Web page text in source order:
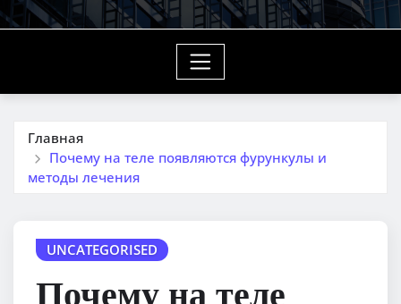
Главная
Почему на теле появляются фурункулы и
методы лечения
UNCATEGORISED
Почему на теле